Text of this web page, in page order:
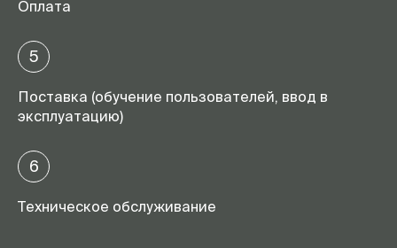
Оплата
5
Поставка (обучение пользователей, ввод в
эксплуатацию)
6
Техническое обслуживание